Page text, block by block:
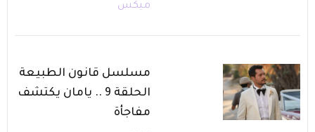
ميكس
مسلسل قانون الطبيعة
الحلقة 9 .. يامان يكتشف
مفاجأة